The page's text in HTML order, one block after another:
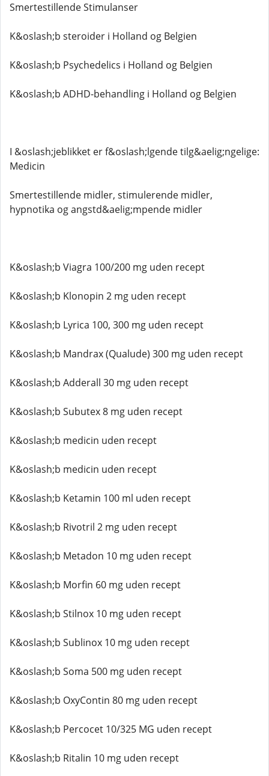
Smertestillende Stimulanser
K&oslash;b steroider i Holland og Belgien
K&oslash;b Psychedelics i Holland og Belgien
K&oslash;b ADHD-behandling i Holland og Belgien
I &oslash;jeblikket er f&oslash;lgende tilg&aelig;ngelige:
Medicin
Smertestillende midler, stimulerende midler,
hypnotika og angstd&aelig;mpende midler
K&oslash;b Viagra 100/200 mg uden recept
K&oslash;b Klonopin 2 mg uden recept
K&oslash;b Lyrica 100, 300 mg uden recept
K&oslash;b Mandrax (Qualude) 300 mg uden recept
K&oslash;b Adderall 30 mg uden recept
K&oslash;b Subutex 8 mg uden recept
K&oslash;b medicin uden recept
K&oslash;b medicin uden recept
K&oslash;b Ketamin 100 ml uden recept
K&oslash;b Rivotril 2 mg uden recept
K&oslash;b Metadon 10 mg uden recept
K&oslash;b Morfin 60 mg uden recept
K&oslash;b Stilnox 10 mg uden recept
K&oslash;b Sublinox 10 mg uden recept
K&oslash;b Soma 500 mg uden recept
K&oslash;b OxyContin 80 mg uden recept
K&oslash;b Percocet 10/325 MG uden recept
K&oslash;b Ritalin 10 mg uden recept